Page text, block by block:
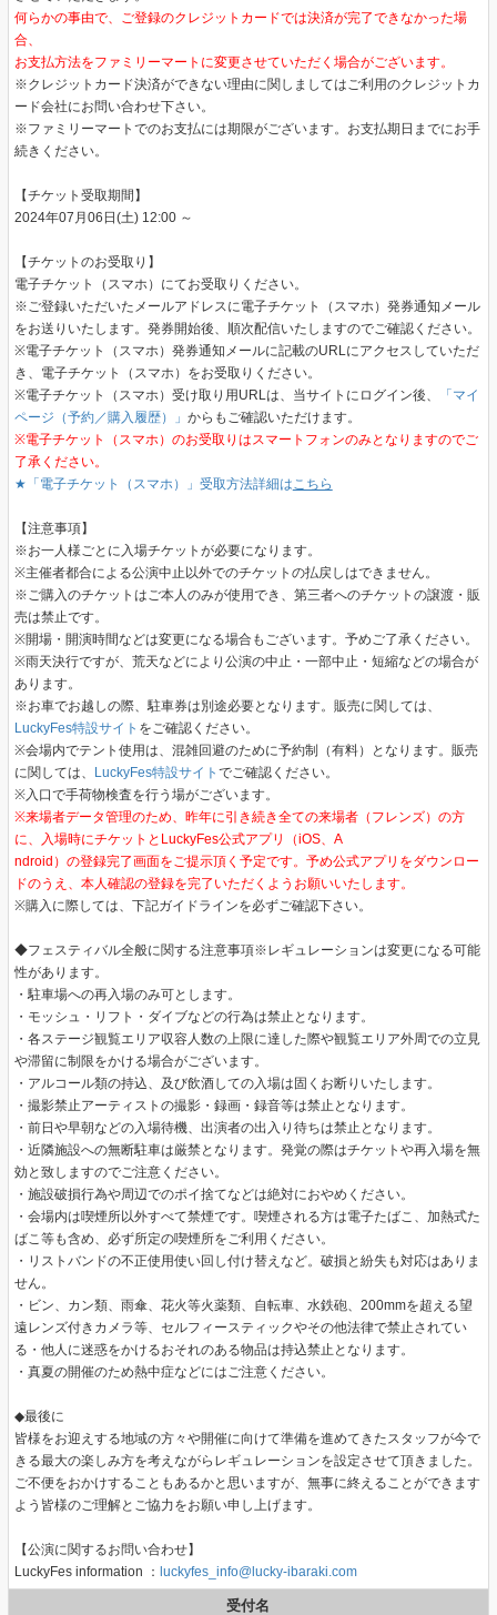
何らかの事由で、ご登録のクレジットカードでは決済が完了できなかった場
合、
お支払方法をファミリーマートに変更させていただく場合がございます。
※クレジットカード決済ができない理由に関しましてはご利用のクレジットカ
ード会社にお問い合わせ下さい。
※ファミリーマートでのお支払には期限がございます。お支払期日までにお手
続きください。
【チケット受取期間】
2024年07月06日(土) 12:00 ～
【チケットのお受取り】
電子チケット（スマホ）にてお受取りください。
※ご登録いただいたメールアドレスに電子チケット（スマホ）発券通知メール
をお送りいたします。発券開始後、順次配信いたしますのでご確認ください。
※電子チケット（スマホ）発券通知メールに記載のURLにアクセスしていただ
き、電子チケット（スマホ）をお受取りください。
※電子チケット（スマホ）受け取り用URLは、当サイトにログイン後、
「マイ
ページ（予約／購入履歴）」 からもご確認いただけます。
※電子チケット（スマホ）のお受取りはスマートフォンのみとなりますのでご
了承ください。
★「電子チケット（スマホ）」受取方法詳細はこちら
【注意事項】
※お一人様ごとに入場チケットが必要になります。
※主催者都合による公演中止以外でのチケットの払戻しはできません。
※ご購入のチケットはご本人のみが使用でき、第三者へのチケットの譲渡・販
売は禁止です。
※開場・開演時間などは変更になる場合もございます。予めご了承ください。
※雨天決行ですが、荒天などにより公演の中止・一部中止・短縮などの場合が
あります。
※お車でお越しの際、駐車券は別途必要となります。販売に関しては、
LuckyFes特設サイト をご確認ください。
※会場内でテント使用は、混雑回避のために予約制（有料）となります。販売
に関しては、
LuckyFes特設サイト でご確認ください。
※入口で手荷物検査を行う場がございます。
※来場者データ管理のため、昨年に引き続き全ての来場者（フレンズ）の方
に、入場時にチケットとLuckyFes公式アプリ（iOS、A
ndroid）の登録完了画面をご提示頂く予定です。予め公式アプリをダウンロー
ドのうえ、本人確認の登録を完了いただくようお願いいたします。
※購入に際しては、下記ガイドラインを必ずご確認下さい。
◆フェスティバル全般に関する注意事項※レギュレーションは変更になる可能
性があります。
・駐車場への再入場のみ可とします。
・モッシュ・リフト・ダイブなどの行為は禁止となります。
・各ステージ観覧エリア収容人数の上限に達した際や観覧エリア外周での立見
や滞留に制限をかける場合がございます。
・アルコール類の持込、及び飲酒しての入場は固くお断りいたします。
・撮影禁止アーティストの撮影・録画・録音等は禁止となります。
・前日や早朝などの入場待機、出演者の出入り待ちは禁止となります。
・近隣施設への無断駐車は厳禁となります。発覚の際はチケットや再入場を無
効と致しますのでご注意ください。
・施設破損行為や周辺でのポイ捨てなどは絶対におやめください。
・会場内は喫煙所以外すべて禁煙です。喫煙される方は電子たばこ、加熱式た
ばこ等も含め、必ず所定の喫煙所をご利用ください。
・リストバンドの不正使用使い回し付け替えなど。破損と紛失も対応はありま
せん。
・ビン、カン類、雨傘、花火等火薬類、自転車、水鉄砲、200mmを超える望
遠レンズ付きカメラ等、セルフィースティックやその他法律で禁止されてい
る・他人に迷惑をかけるおそれのある物品は持込禁止となります。
・真夏の開催のため熱中症などにはご注意ください。
◆最後に
皆様をお迎えする地域の方々や開催に向けて準備を進めてきたスタッフが今で
きる最大の楽しみ方を考えながらレギュレーションを設定させて頂きました。
ご不便をおかけすることもあるかと思いますが、無事に終えることができます
よう皆様のご理解とご協力をお願い申し上げます。
【公演に関するお問い合わせ】
LuckyFes information ： luckyfes_info@lucky-ibaraki.com
受付名